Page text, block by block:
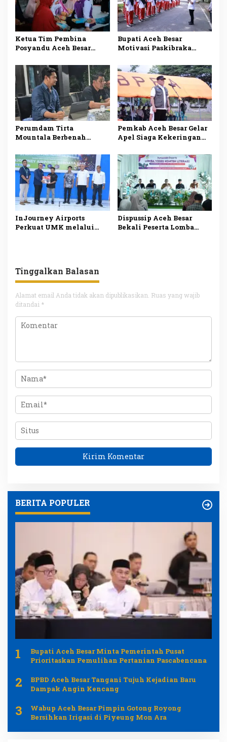
Ketua Tim Pembina
Posyandu Aceh Besar
Perkuat Layanan
Kesehatan Ibu dan Anak
Bupati Aceh Besar
Motivasi Paskibraka
Perumdam Tirta
Mountala Berbenah
Panjang untuk
Optimalisasi Pelayanan
Pemkab Aceh Besar Gelar
Apel Siaga Kekeringan
Pihak Tingkatkan
Kewaspadaan
InJourney Airports
Perkuat UMK melalui
Dispussip Aceh Besar
Bekali Peserta Lomba
Tinggalkan Balasan
Alamat email Anda tidak akan dipublikasikan. Ruas yang wajib
ditandai *
BERITA POPULER
1
Bupati Aceh Besar Minta Pemerintah Pusat
Prioritaskan Pemulihan Pertanian Pascabencana
2
BPBD Aceh Besar Tangani Tujuh Kejadian Baru
Dampak Angin Kencang
3
Wabup Aceh Besar Pimpin Gotong Royong
Bersihkan Irigasi di Piyeung Mon Ara